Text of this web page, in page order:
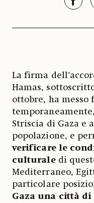
La firma
Hamas,
ottobre, ha messo
Striscia di Gaza e
popolazione, e
verificare le
culturaledi
Mediterraneo,
particolare
Gaza una città